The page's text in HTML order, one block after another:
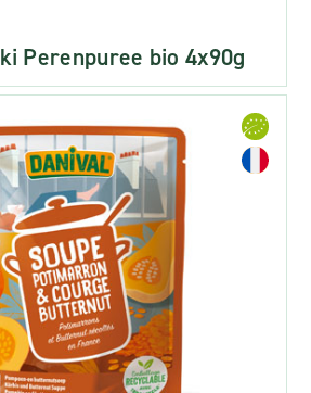
Perenpuree bio 4x90g